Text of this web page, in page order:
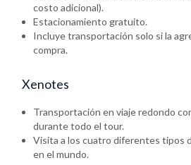
costo adicional).
Estacionamiento gratuito.
Incluye transportación solo si la
compra.
Xenotes
Transportación en viaje redondo
durante todo el tour.
Visita a los cuatro diferentes tipos
en el mundo.